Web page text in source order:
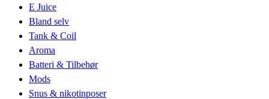
E Juice
Bland selv
Tank & Coil
Aroma
Batteri & Tilbehør
Mods
Snus & nikotinposer